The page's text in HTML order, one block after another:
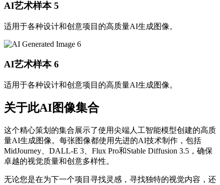
AI艺术样本 5
适用于各种设计和创意项目的高质量AI生成图像。
AI艺术样本 6
适用于各种设计和创意项目的高质量AI生成图像。
关于此AI图像集合
这个精心策划的集合展示了使用尖端人工智能模型创建的高质
量AI生成图像。每张图像都使用先进的AI技术制作，包括
MidJourney、DALL-E 3、Flux Pro和Stable Diffusion 3.5，确保
卓越的视觉质量和创意多样性。
无论您是在为下一个项目寻找灵感，寻找独特的视觉内容，还